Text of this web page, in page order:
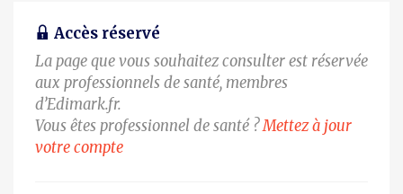
Accès réservé
La page que vous souhaitez consulter est réservée
aux professionnels de santé, membres
d’Edimark.fr.
Vous êtes professionnel de santé ?Mettez à jour
votre compte